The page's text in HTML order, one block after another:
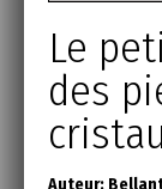
Le
des
Auteur: